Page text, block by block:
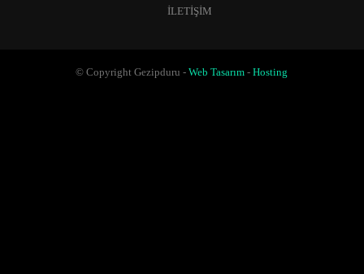
İLETIŞIM
© Copyright Gezipduru -Web Tasarım -Hosting